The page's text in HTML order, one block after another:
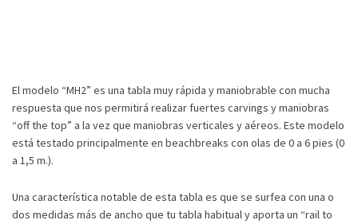
El modelo “MH2” es una tabla muy rápida y maniobrable con mucha
respuesta que nos permitirá realizar fuertes carvings y maniobras
“off the top” a la vez que maniobras verticales y aéreos. Este modelo
está testado principalmente en beachbreaks con olas de 0 a 6 pies (0
a 1,5 m.).
Una característica notable de esta tabla es que se surfea con una o
dos medidas más de ancho que tu tabla habitual y aporta un “rail to